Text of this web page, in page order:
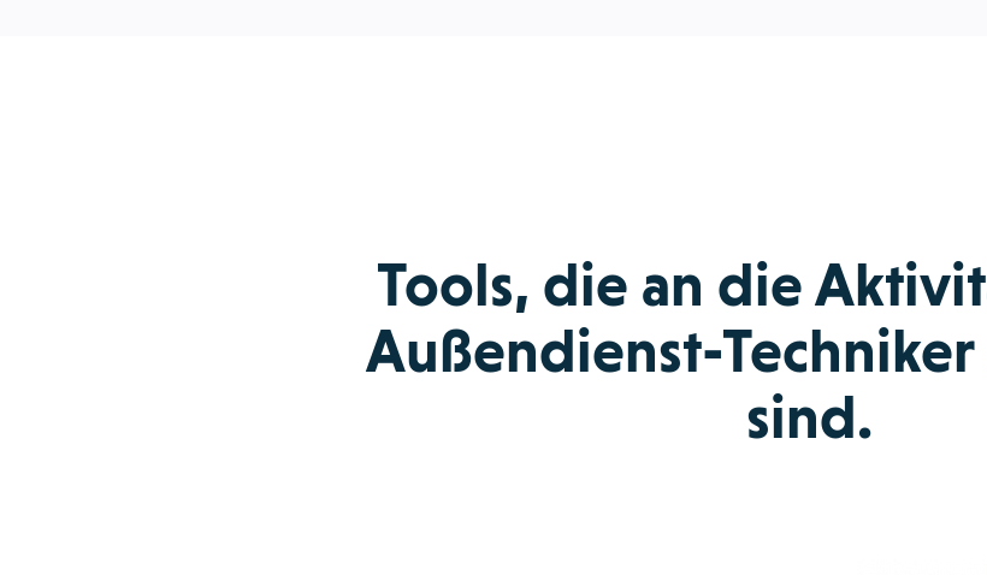
Tools, die an die
Außendienst-Techniker
sind.